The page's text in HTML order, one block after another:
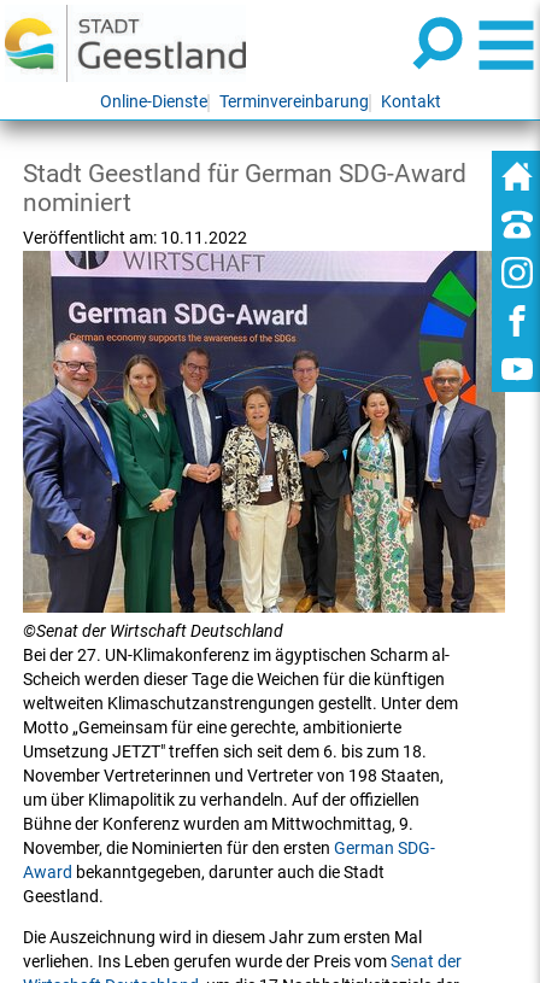
Online-Dienste Terminvereinbarung Kontakt
Stadt Geestland für German SDG-Award
nominiert
Veröffentlicht am: 10.11.2022
©Senat der Wirtschaft Deutschland
Bei der 27. UN-Klimakonferenz im ägyptischen Scharm al-
Scheich werden dieser Tage die Weichen für die künftigen
weltweiten Klimaschutzanstrengungen gestellt. Unter dem
Motto „Gemeinsam für eine gerechte, ambitionierte
Umsetzung JETZT" treffen sich seit dem 6. bis zum 18.
November Vertreterinnen und Vertreter von 198 Staaten,
um über Klimapolitik zu verhandeln. Auf der offiziellen
Bühne der Konferenz wurden am Mittwochmittag, 9.
November, die Nominierten für den erstenGerman SDG-
Award bekanntgegeben, darunter auch die Stadt
Geestland.
Die Auszeichnung wird in diesem Jahr zum ersten Mal
verliehen. Ins Leben gerufen wurde der Preis vomSenat der